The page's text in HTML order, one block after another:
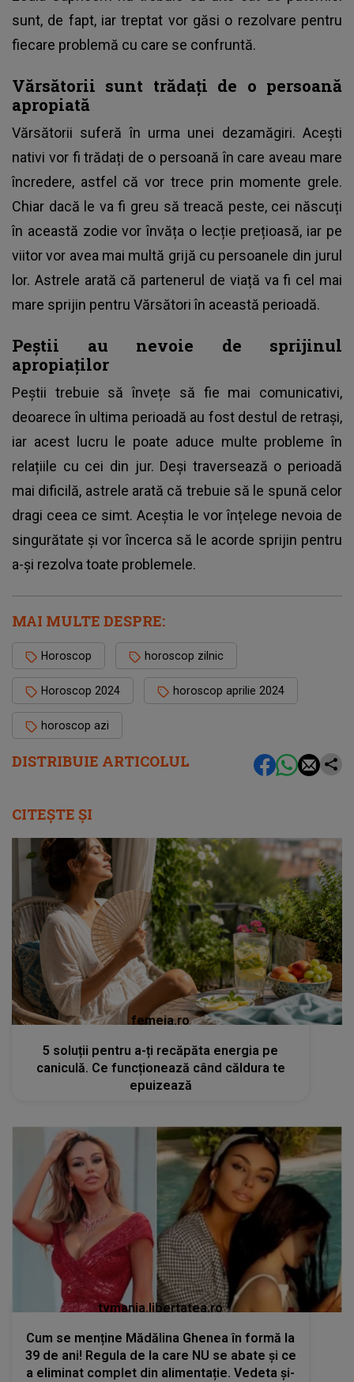
DISTRIBUIE ARTICOLUL
sunt, de fapt, iar treptat vor găsi o rezolvare pentru
fiecare problemă cu care se confruntă.
Vărsătorii sunt trădați de o persoană
apropiată
Vărsătorii suferă în urma unei dezamăgiri. Acești
nativi vor fi trădați de o persoană în care aveau mare
încredere, astfel că vor trece prin momente grele.
Chiar dacă le va fi greu să treacă peste, cei născuți
în această zodie vor învăța o lecție prețioasă, iar pe
viitor vor avea mai multă grijă cu persoanele din jurul
lor. Astrele arată că partenerul de viață va fi cel mai
mare sprijin pentru Vărsători în această perioadă.
Peștii au nevoie de sprijinul
apropiaților
Peștii trebuie să învețe să fie mai comunicativi,
deoarece în ultima perioadă au fost destul de retrași,
iar acest lucru le poate aduce multe probleme în
relațiile cu cei din jur. Deși traversează o perioadă
mai dificilă, astrele arată că trebuie să le spună celor
dragi ceea ce simt. Aceștia le vor înțelege nevoia de
singurătate și vor încerca să le acorde sprijin pentru
a-și rezolva toate problemele.
MAI MULTE DESPRE:
Horoscop horoscop zilnic
Horoscop 2024 horoscop aprilie 2024
horoscop azi
CITEȘTE ȘI
femeia.ro
5 soluții pentru a-ți recăpăta energia pe
caniculă. Ce funcționează când căldura te
epuizează
tvmania.libertatea.ro
Cum se menține Mădălina Ghenea în formă la
39 de ani! Regula de la care NU se abate și ce
a eliminat complet din alimentație. Vedeta și-